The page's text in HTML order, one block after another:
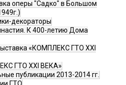
оперы "Садко" в Большом
декораторы
К 400-летию Дома
«КОМПЛЕКС ГТО XXI
ГТО XXI ВЕКА»
публикации 2013-2014 гг.